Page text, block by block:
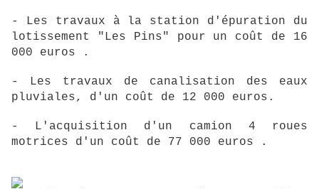
- Les travaux à la station d'épuration du
lotissement "Les Pins" pour un coût de 16
000 euros .
- Les travaux de canalisation des eaux
pluviales, d'un coût de 12 000 euros.
- L'acquisition d'un camion 4 roues
motrices d'un coût de 77 000 euros .